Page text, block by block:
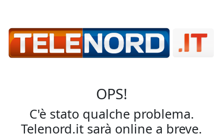
OPS!
C'è stato qualche problema.
Telenord.it sarà online a breve.